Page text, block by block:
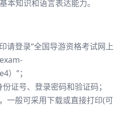
本知识和语言表达能力。
请登录“全国导游资格考试网上
”；
证号、登录密码和验证码；
一般可采用下载或直接打印(可